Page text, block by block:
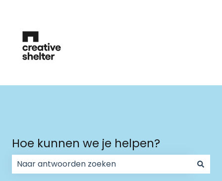
Hoe kunnen we je helpen?